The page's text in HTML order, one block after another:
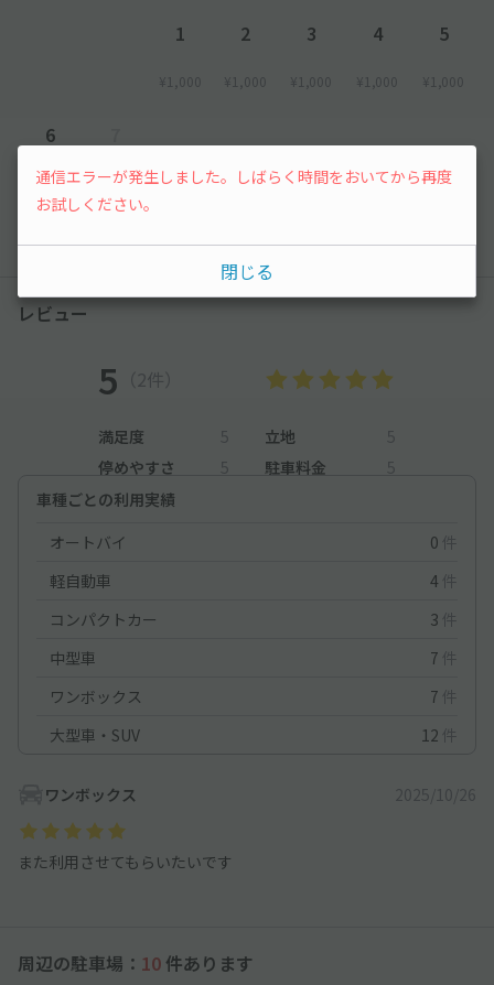
1
¥1,000
2
¥1,000
3
¥1,000
4
¥1,000
5
¥1,000
6
¥1,000 先行予約
レビュー
5 （2件）
満足度 5 立地
5
停めやすさ
5 駐車料金
5
車種ごとの利用実績
オートバイ
0 件
軽自動車
4 件
コンパクトカー
3 件
中型車
7 件
ワンボックス
7 件
大型車・SUV
12 件
ワンボックス 2025/10/26
また利用させてもらいたいです
周辺の駐車場： 10 件あります
通信エラーが発生しました。しばらく時間をおいてから再度
お試しください。
閉じる